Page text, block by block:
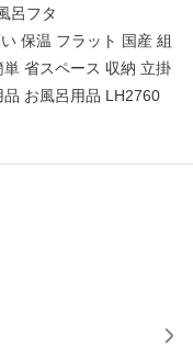
呂フタ
保温 フラット 国産 組
省スペース 収納 立掛
お風呂用品 LH2760